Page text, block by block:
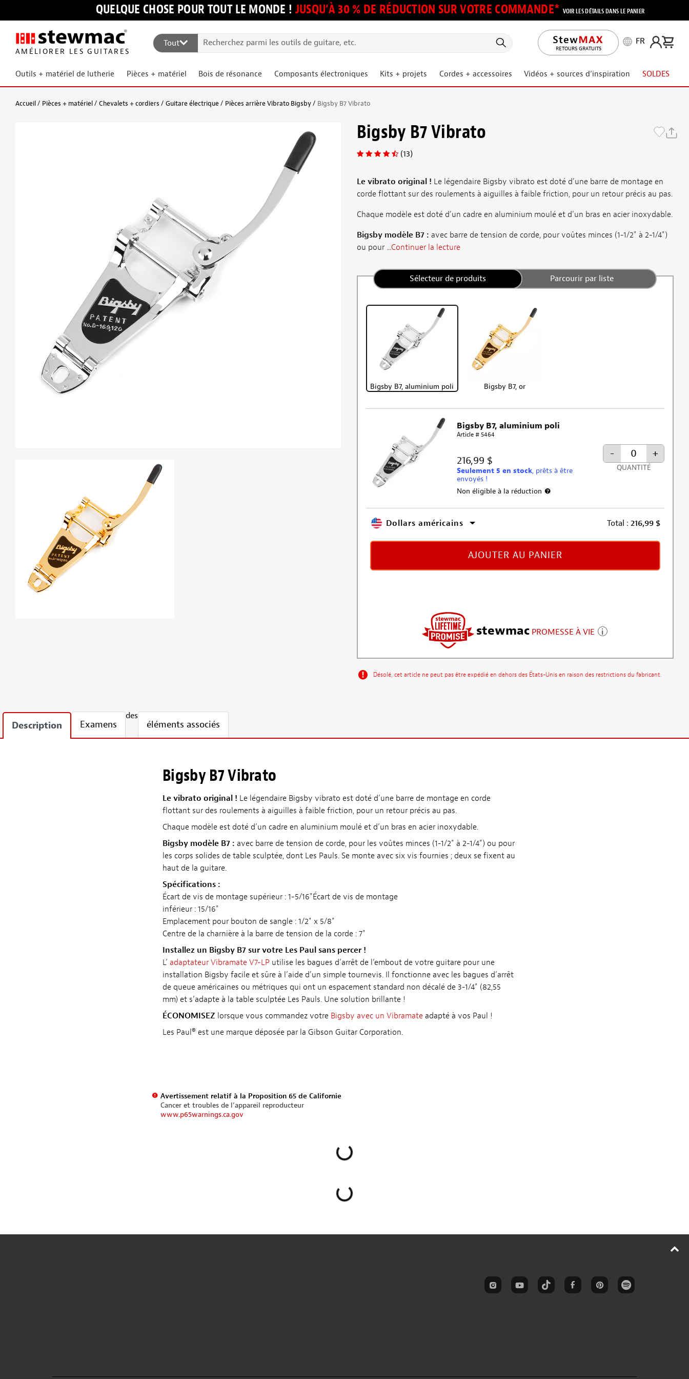
QUELQUE CHOSE POUR TOUT LE MONDE ! JUSQU’À 30 % DE RÉDUCTION SUR VOTRE COMMANDE* VOIR LES DÉTAILS DANS LE PANIER
AMÉLIORER LES GUITARES
Tout
RETOURS GRATUITS
FR
Outils + matériel de lutherie Pièces + matériel Bois de résonance Composants électroniques Kits + projets Cordes + accessoires Vidéos + sources d’inspiration SOLDES
Accueil Pièces + matériel Chevalets + cordiers Guitare électrique Pièces arrière Vibrato Bigsby Bigsby B7 Vibrato
Bigsby B7 Vibrato
(13)
Le vibrato original ! Le légendaire Bigsby vibrato est doté d’une barre de montage en
corde flottant sur des roulements à aiguilles à faible friction, pour un retour précis au pas.
Chaque modèle est doté d’un cadre en aluminium moulé et d’un bras en acier inoxydable.
Bigsby modèle B7 : avec barre de tension de corde, pour voûtes minces (1-1/2" à 2-1/4")
ou pour ...Continuer la lecture
Sélecteur de produits Parcourir par liste
Bigsby B7, aluminium poli Bigsby B7, or
Bigsby B7, aluminium poli
Article # 5464
216,99 $
Seulement 5 en stock, prêts à être
envoyés !
Non éligible à la réduction
- +
QUANTITÉ
Dollars américains Total : 216,99 $
AJOUTER AU PANIER
stewmac PROMESSE À VIE
Désolé, cet article ne peut pas être expédié en dehors des États-Unis en raison des restrictions du fabricant.
Description Examens
des
éléments associés
Bigsby B7 Vibrato
Le vibrato original ! Le légendaire Bigsby vibrato est doté d’une barre de montage en corde
flottant sur des roulements à aiguilles à faible friction, pour un retour précis au pas.
Chaque modèle est doté d’un cadre en aluminium moulé et d’un bras en acier inoxydable.
Bigsby modèle B7 : avec barre de tension de corde, pour les voûtes minces (1-1/2" à 2-1/4") ou pour
les corps solides de table sculptée, dont Les Pauls. Se monte avec six vis fournies ; deux se fixent au
haut de la guitare.
Spécifications :
Écart de vis de montage supérieur : 1-5/16"Écart de vis de montage
inférieur : 15/16"
Emplacement pour bouton de sangle : 1/2" x 5/8"
Centre de la charnière à la barre de tension de la corde : 7"
Installez un Bigsby B7 sur votre Les Paul sans percer !
L’ adaptateur Vibramate V7-LP utilise les bagues d’arrêt de l’embout de votre guitare pour une
installation Bigsby facile et sûre à l’aide d’un simple tournevis. Il fonctionne avec les bagues d’arrêt
de queue américaines ou métriques qui ont un espacement standard non décalé de 3-1/4" (82,55
mm) et s’adapte à la table sculptée Les Pauls. Une solution brillante !
ÉCONOMISEZ lorsque vous commandez votre Bigsby avec un Vibramate adapté à vos Paul !
Les Paul® est une marque déposée par la Gibson Guitar Corporation.
Avertissement relatif à la Proposition 65 de Californie
Cancer et troubles de l’appareil reproducteur
www.p65warnings.ca.gov